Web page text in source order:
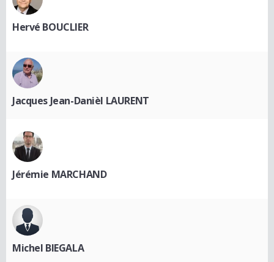
Hervé BOUCLIER
Jacques Jean-Danièl LAURENT
Jérémie MARCHAND
Michel BIEGALA